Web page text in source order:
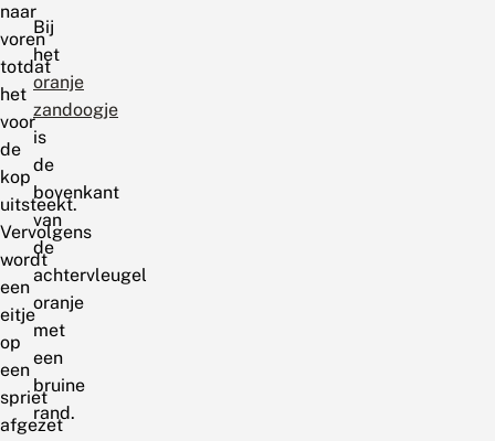
naar
voren
totdat
het
voor
de
kop
uitsteekt.
Vervolgens
wordt
een
eitje
op
een
spriet
afgezet
Bij
het
oranje
zandoogje
is
de
bovenkant
van
de
achtervleugel
oranje
met
een
bruine
rand.